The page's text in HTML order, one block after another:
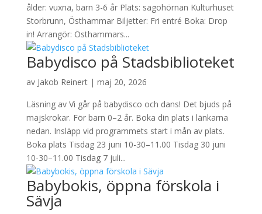
ålder: vuxna, barn 3-6 år Plats: sagohörnan Kulturhuset
Storbrunn, Östhammar Biljetter: Fri entré Boka: Drop
in! Arrangör: Östhammars...
Babydisco på Stadsbiblioteket
av Jakob Reinert| maj 20, 2026
Läsning av Vi går på babydisco och dans! Det bjuds på
majskrokar. För barn 0–2 år. Boka din plats i länkarna
nedan. Insläpp vid programmets start i mån av plats.
Boka plats Tisdag 23 juni 10-30–11.00 Tisdag 30 juni
10-30–11.00 Tisdag 7 juli...
Babybokis, öppna förskola i
Sävja